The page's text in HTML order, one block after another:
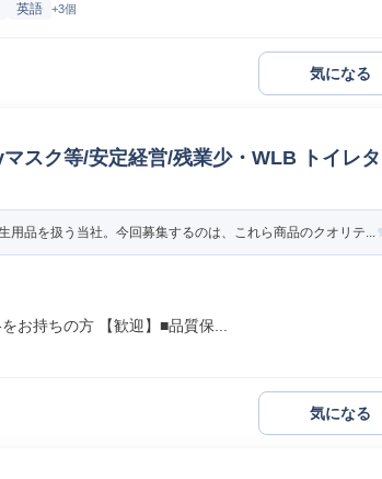
英語 +3個
気になる
スク等/安定経営/残業少・WLB トイレ
用品を扱う当社。今回募集するのは、これら商品のクオリテ...
お持ちの方 【歓迎】■品質保...
気になる